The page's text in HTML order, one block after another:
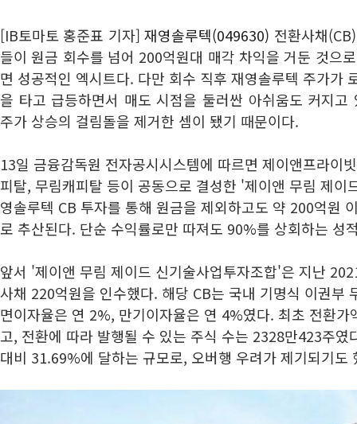
[IB토마토 홍준표 기자]재영솔루텍(049630) 전환사채
들이 원금 회수를 넘어 200억원대 매각 차익을 거둔 것으
면 성공적인 엑시트다. 다만 회수 직후 재영솔루텍 주가가
을 타고 급등하면서 매도 시점을 둘러싼 아쉬움도 커지
주가 상승의 걸림돌을 제거한 셈이 됐기 때문이다.
13일 금융감독원 전자공시시스템에 따르면 제이앤프라이
피탈, 무림캐피탈 등이 공동으로 결성한 '제이앤 무림 제이
영솔루텍 CB 투자를 통해 원금을 제외하고도 약 200억원
로 추산된다. 단순 수익률로만 따져도 90%를 상회하는 성
앞서 '제이앤 무림 제이드 신기술사업투자조합'은 지난
사채 220억원을 인수했다. 해당 CB는 국내 기명식 이권부
면이자율은 연 2%, 만기이자율은 연 4%였다. 최초 전환
고, 전환에 따라 발행될 수 있는 주식 수는 2328만423주였
대비 31.69%에 달하는 규모로, 오버행 우려가 제기되기도